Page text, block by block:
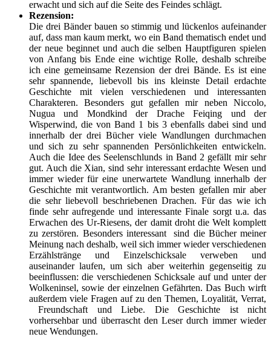
erwacht und sich auf die Seite des Feindes schlägt.
Rezension:
Die drei Bänder bauen so stimmig und lückenlos aufeinander
auf, dass man kaum merkt, wo ein Band thematisch endet und
der neue beginnet und auch die selben Hauptfiguren spielen
von Anfang bis Ende eine wichtige Rolle, deshalb schreibe
ich eine gemeinsame Rezension der drei Bände. Es ist eine
sehr spannende, liebevoll bis ins kleinste Detail erdachte
Geschichte mit vielen verschiedenen und interessanten
Charakteren. Besonders gut gefallen mir neben Niccolo,
Nugua und Mondkind der Drache Feiqing und der
Wisperwind, die von Band 1 bis 3 ebenfalls dabei sind und
innerhalb der drei Bücher viele Wandlungen durchmachen
und sich zu sehr spannenden Persönlichkeiten entwickeln.
Auch die Idee des Seelenschlunds in Band 2 gefällt mir sehr
gut. Auch die Xian, sind sehr interessant erdachte Wesen und
immer wieder für eine unerwartete Wandlung innerhalb der
Geschichte mit verantwortlich. Am besten gefallen mir aber
die sehr liebevoll beschriebenen Drachen. Für das wie ich
finde sehr aufregende und interessante Finale sorgt u.a. das
Erwachen des Ur-Riesens, der damit droht die Welt komplett
zu zerstören. Besonders interessant sind die Bücher meiner
Meinung nach deshalb, weil sich immer wieder verschiedenen
Erzählstränge und Einzelschicksale verweben und
auseinander laufen, um sich aber weiterhin gegenseitig zu
beeinflussen: die verschiedenen Schicksale auf und unter der
Wolkeninsel, sowie der einzelnen Gefährten. Das Buch wirft
außerdem viele Fragen auf zu den Themen, Loyalität, Verrat,
Freundschaft und Liebe. Die Geschichte ist nicht
vorhersehbar und überrascht den Leser durch immer wieder
neue Wendungen.